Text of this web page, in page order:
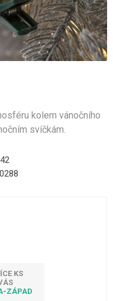
kolem vánočního
svíčkám.
KS
ZÁPAD